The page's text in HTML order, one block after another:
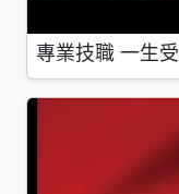
專業技職 一生